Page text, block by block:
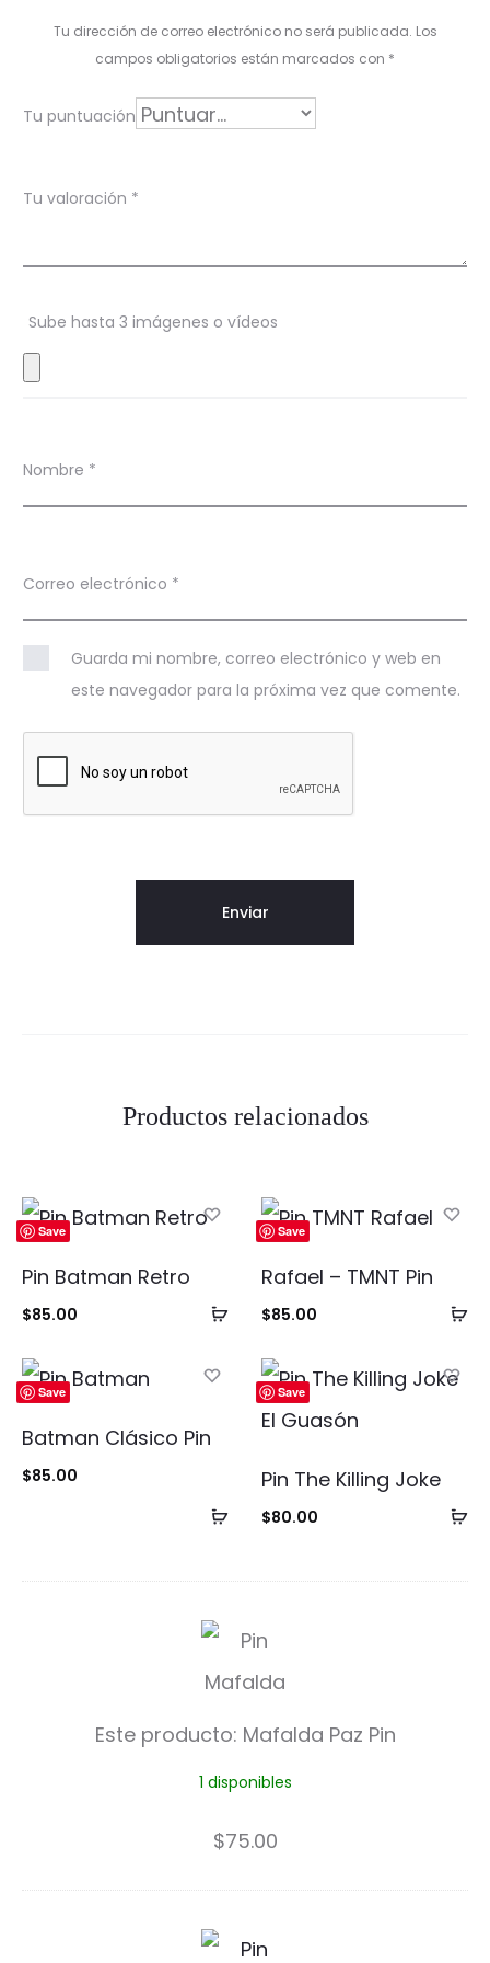
r
i
o
e
s
Tu dirección de correo electrónico no será publicada. Los
campos obligatorios están marcados con *
Tu puntuación
Tu valoración *
Sube hasta 3 imágenes o vídeos
Nombre *
Correo electrónico *
Guarda mi nombre, correo electrónico y web en
este navegador para la próxima vez que comente.
Productos relacionados
Save
Añadir
carrito
Pin Batman Retro
$85.00
Save
Rafael – TMNT Pin
$85.00
Save
Añadir
carrito
Batman Clásico Pin
$85.00
Save
Pin The Killing Joke
$80.00
M
a
l
d
Este producto: Mafalda Paz Pin
1 disponibles
$75.00
B